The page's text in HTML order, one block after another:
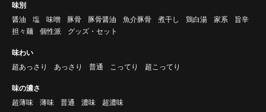
味別
醤油
塩 味噌 豚骨 豚骨醤油 魚介豚骨 煮干し 鶏白湯 家系
旨辛
担々麺
個性派 グッズ・セット
味わい
超あっさり
あっさり 普通 こってり 超こってり
味の濃さ
超薄味
薄味 普通 濃味 超濃味